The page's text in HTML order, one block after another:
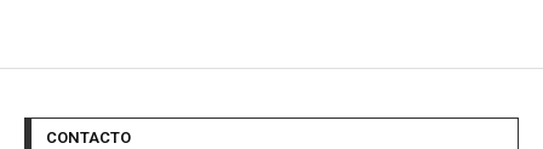
CONTACTO